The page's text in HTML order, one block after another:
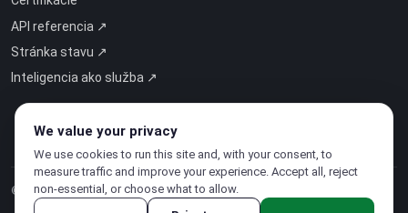
API referencia ↗
Stránka stavu ↗
Inteligencia ako služba ↗
© 2026 CloudSigma Holding AG.Všetky práva vyhradené
We value your privacy
We use cookies to run this site and, with your consent, to
measure traffic and improve your experience. Accept all, reject
non-essential, or choose what to allow.